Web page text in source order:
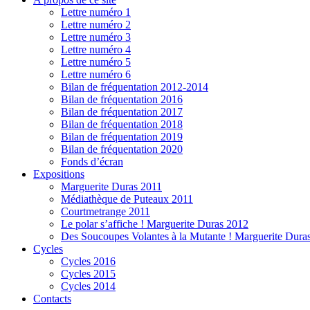
Lettre numéro 1
Lettre numéro 2
Lettre numéro 3
Lettre numéro 4
Lettre numéro 5
Lettre numéro 6
Bilan de fréquentation 2012-2014
Bilan de fréquentation 2016
Bilan de fréquentation 2017
Bilan de fréquentation 2018
Bilan de fréquentation 2019
Bilan de fréquentation 2020
Fonds d’écran
Expositions
Marguerite Duras 2011
Médiathèque de Puteaux 2011
Courtmetrange 2011
Le polar s’affiche ! Marguerite Duras 2012
Des Soucoupes Volantes à la Mutante ! Marguerite
Cycles
Cycles 2016
Cycles 2015
Cycles 2014
Contacts